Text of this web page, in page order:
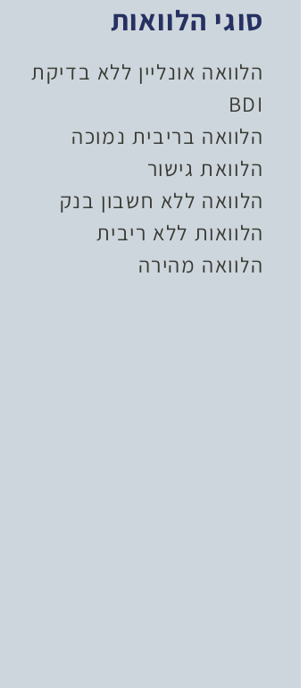
סוגי הלוואות
הלוואה אונליין ללא בדיקת
BDI
הלוואה בריבית נמוכה
הלוואת גישור
הלוואה ללא חשבון בנק
הלוואות ללא ריבית
הלוואה מהירה